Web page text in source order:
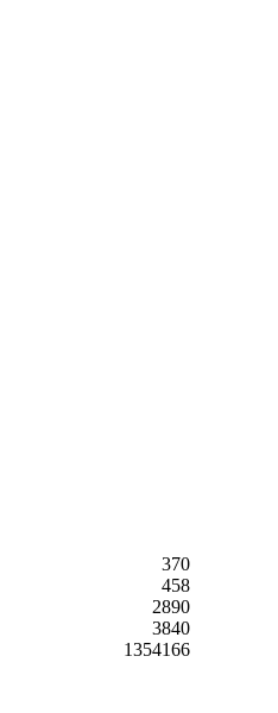
370
458
2890
3840
1354166